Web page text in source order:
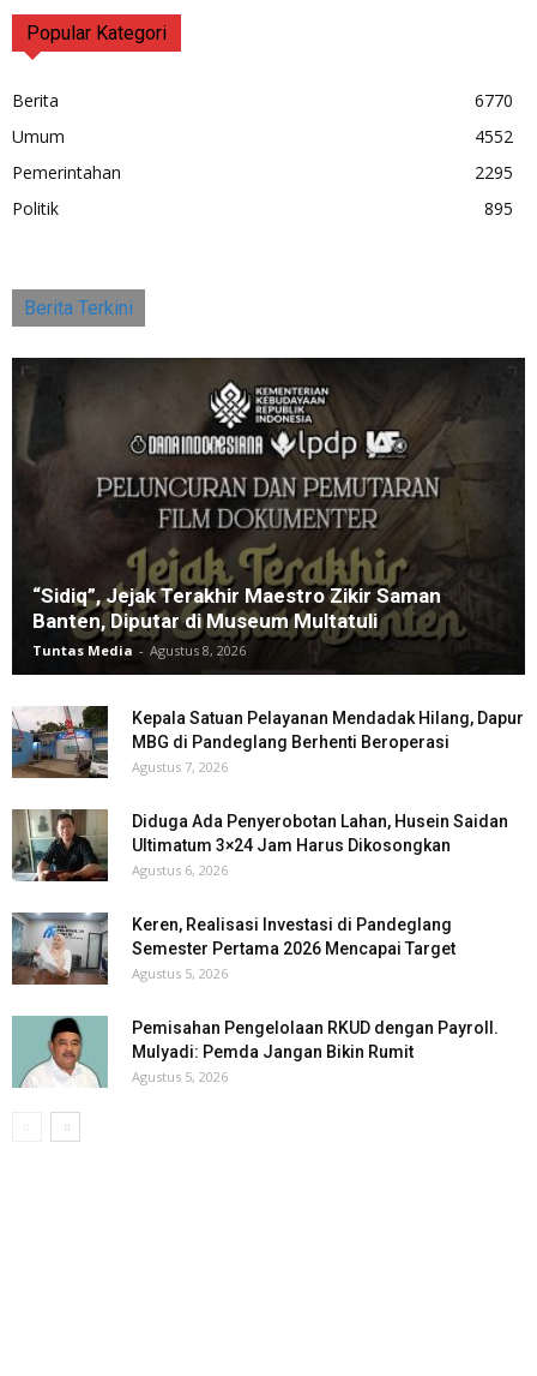
Popular Kategori
Berita
6770
Umum
4552
Pemerintahan
2295
Politik
895
Berita Terkini
“Sidiq”, Jejak Terakhir Maestro Zikir Saman
Banten, Diputar di Museum Multatuli
Tuntas Media - Agustus 8, 2026
Kepala Satuan Pelayanan Mendadak Hilang, Dapur
MBG di Pandeglang Berhenti Beroperasi
Agustus 7, 2026
Diduga Ada Penyerobotan Lahan, Husein Saidan
Ultimatum 3×24 Jam Harus Dikosongkan
Agustus 6, 2026
Keren, Realisasi Investasi di Pandeglang
Semester Pertama 2026 Mencapai Target
Agustus 5, 2026
Pemisahan Pengelolaan RKUD dengan Payroll.
Mulyadi: Pemda Jangan Bikin Rumit
Agustus 5, 2026